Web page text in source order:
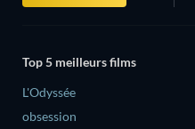
Top 5 meilleurs films
L'Odyssée
obsession